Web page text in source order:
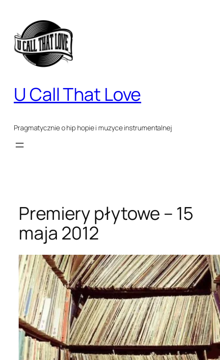
treści
U Call That Love
Pragmatycznie o hip hopie i muzyce instrumentalnej
Premiery płytowe – 15
maja 2012